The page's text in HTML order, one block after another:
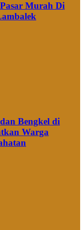
Murah Di
Bengkel di
Warga